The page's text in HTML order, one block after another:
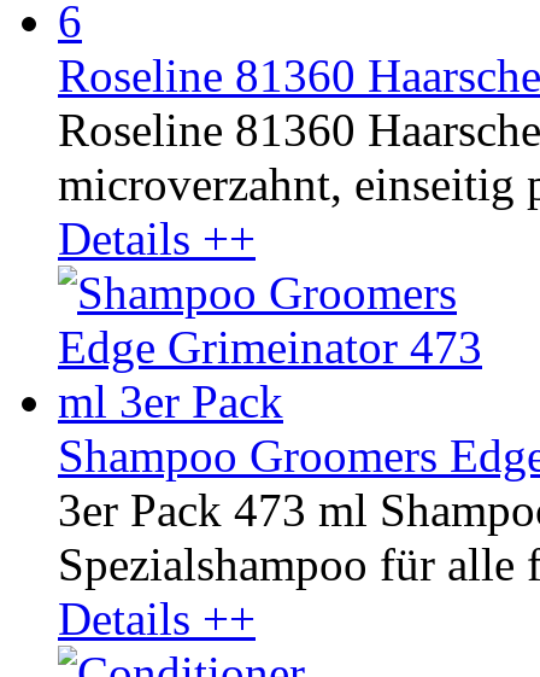
Roseline 81360
Roseline 81360
microverzahnt, einseitig
Details ++
Shampoo Groomers
3er Pack 473 ml
Spezialshampoo für alle
Details ++